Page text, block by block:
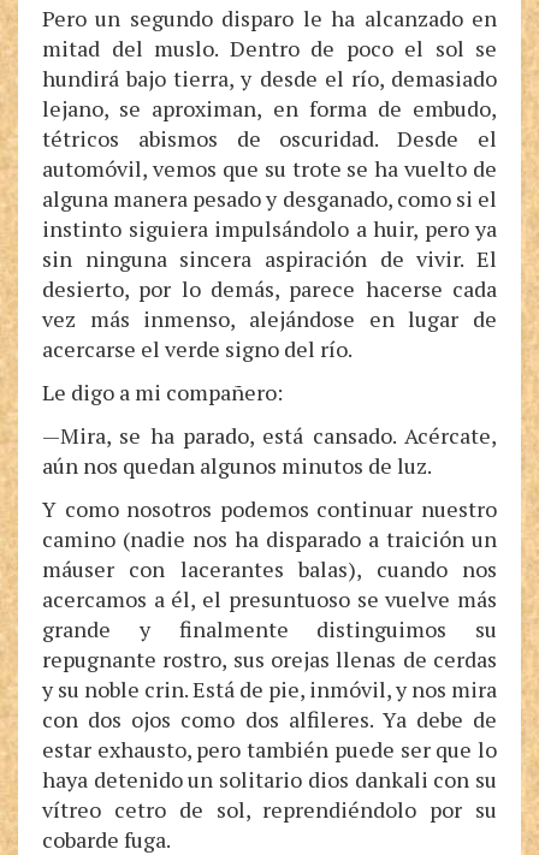
Pero un segundo disparo le ha alcanzado en
mitad del muslo. Dentro de poco el sol se
hundirá bajo tierra, y desde el río, demasiado
lejano, se aproximan, en forma de embudo,
tétricos abismos de oscuridad. Desde el
automóvil, vemos que su trote se ha vuelto de
alguna manera pesado y desganado, como si el
instinto siguiera impulsándolo a huir, pero ya
sin ninguna sincera aspiración de vivir. El
desierto, por lo demás, parece hacerse cada
vez más inmenso, alejándose en lugar de
acercarse el verde signo del río.
Le digo a mi compañero:
—Mira, se ha parado, está cansado. Acércate,
aún nos quedan algunos minutos de luz.
Y como nosotros podemos continuar nuestro
camino (nadie nos ha disparado a traición un
máuser con lacerantes balas), cuando nos
acercamos a él, el presuntuoso se vuelve más
grande y finalmente distinguimos su
repugnante rostro, sus orejas llenas de cerdas
y su noble crin. Está de pie, inmóvil, y nos mira
con dos ojos como dos alfileres. Ya debe de
estar exhausto, pero también puede ser que lo
haya detenido un solitario dios dankali con su
vítreo cetro de sol, reprendiéndolo por su
cobarde fuga.